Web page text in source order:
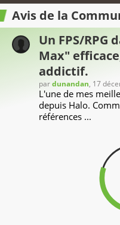
Avis de la
Un FPS/RPG
Max"
addictif.
pardunandan, 17
L'une de mes
depuis Halo.
références ...